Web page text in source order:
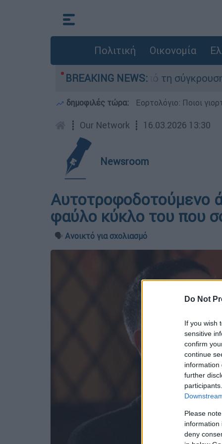
Do Not
If you wish
sensitive
confirm
continue
information
further
Please
information
deny
Πολιτική Οικονομία
BREAKING NEWS:
οι δύο τραυματίες από τη σύγκρουση
δημοφιλές τώρα: Εορτολόγιο: Ποιοι
┋ Our Network ┋ 16.03.2026 13:30
Newsroom
Αυτοτροφοδοτούμενο
φαύλο κύκλο του που
🗣️ Ανοικτό για σχολιασμό